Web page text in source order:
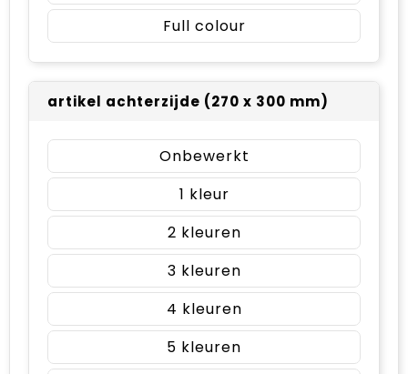
Full colour
artikel achterzijde (270 x 300 mm)
Onbewerkt
1
2
3
4
5